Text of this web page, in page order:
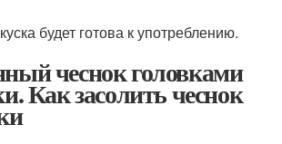
будет готова к употреблению.
чеснок головками
Как засолить чеснок